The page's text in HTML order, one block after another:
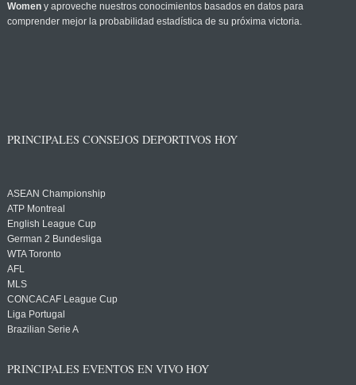
Womeny aproveche nuestros conocimientos basados en datos para
comprender mejor la probabilidad estadística de su próxima victoria.
PRINCIPALES CONSEJOS DEPORTIVOS HOY
ASEAN Championship
ATP Montreal
English League Cup
German 2 Bundesliga
WTA Toronto
AFL
MLS
CONCACAF League Cup
Liga Portugal
Brazilian Serie A
PRINCIPALES EVENTOS EN VIVO HOY